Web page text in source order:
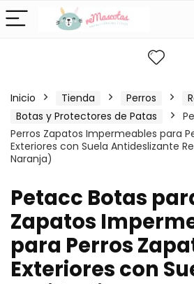
Inicio Tienda Perros
Botas y Protectores de Patas
Perros Zapatos Impermeables para
Exteriores con Suela Antideslizante
Naranja)
Petacc Botas
Zapatos
para Perros
Exteriores con